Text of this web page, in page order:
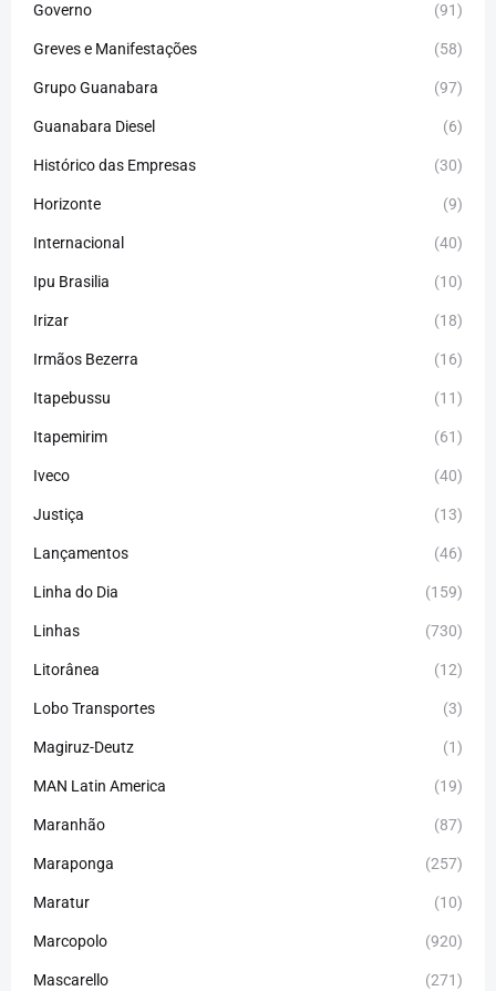
Governo (91)
Greves e Manifestações (58)
Grupo Guanabara (97)
Guanabara Diesel (6)
Histórico das Empresas (30)
Horizonte (9)
Internacional (40)
Ipu Brasilia (10)
Irizar (18)
Irmãos Bezerra (16)
Itapebussu (11)
Itapemirim (61)
Iveco (40)
Justiça (13)
Lançamentos (46)
Linha do Dia (159)
Linhas (730)
Litorânea (12)
Lobo Transportes (3)
Magiruz-Deutz (1)
MAN Latin America (19)
Maranhão (87)
Maraponga (257)
Maratur (10)
Marcopolo (920)
Mascarello (271)